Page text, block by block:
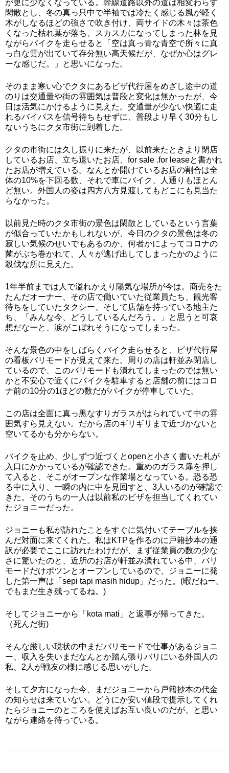
が更に少なくなっている。幹線道路以外の道は相変わらず
閑散とし、冬の真っ只中で半袖では冷たく感じる風が軽く
木がしなるほどの強さで吹き付け、両サイドの木々は茶色
くなった枯れ葉が落ち、スカスカになってしまった林を見
ながらバイクを走らせると「空は真っ青な青空で所々に真
っ白な雲が出ていて存分無い高天候だが、なぜか心はグレ
ーな感じだ。」と思いになった。
そのまま寒い心でクタにあるビザ代行屋をめざし途中の道
のりは交通量や街の雰囲気は普段と変化は無かったが、今
日は活気にかけるように見えた。交通量が少ない快適に走
れるバイパスを信号待ちもせずに、普段より早く30分もし
ないうちにクタ市街に到着した。
クタの市街には久し振りに来たが、以前来たときより閉店
しているお店、立ち退いたお店、for sale .for leaseと書かれ
たお店が増えている。なんとか開けているお店の割合は全
体の10%を下回る数、それで車にバイク、人通りもほとん
ど無い。外国人の姿は四方八方見渡してもどこにも見当た
らなかった。
以前見た時のクタ市街の景色は閑散としているという言葉
が似合っていたかもしれないが、今日のクタの景色は冬の
寂しい気候のせいでもあるのか、何者かによってコロナの
菌がぶち巻かれて、人々が逃げ出してしまったかのように
殺伐な所に見えた。
1年半前までは人で溢れかえり陽気な場所が今は。商売をた
たんだオーナー、その店で働いていた従業員たち、観光客
待ちをしていたタクシー、そして店舗を持っている地主た
ち、「みんな今、どうしているんだろう。」と思うと可哀
想だなーと、涙がこぼれそうになってしまった。
そんな景色の中をしばらくバイク走らせると、ビザ代行屋
の看板バリモードが見えて来た。周りの店は軒並み閉店し
ているので、このバリモードも潰れてしまったのでは無い
かと不安心で近くにバイクを駐車すると店舗の前にはコロ
ナ前の10分の1ほどの数だがバイクが停車していた。
この店は全面に真っ黒なすりガラスがはられていて中の雰
囲気すら見えない。だから店のギリギリまで近づかないと
空いてるかも分からない。
バイクを止め、少しずつ近づくとopenと小さく書いた札が
入口にかかっているが確認できた。重めのガラス扉を押し
て入ると、そこがオープンな作業場となっている。恐る恐
る中に入り、一瞬の内に中を見回すと、3人いるのが確認で
きた。そのうちの一人は以前私のビザを担当してくれてい
たジョニーだった。
ジョニーも私が訪れたことをすぐに気付いてテーブルを挟
んだ対面に来てくれた。私はKTPを作るのに戸籍抄本の通
訳が必要でここに訪れたわけだが、まず従業員の数の少な
さに驚いたのと、近所のお店が軒並み潰れている中、バリ
モードだけポツンとオープンしているので、ジョニーに発
した第一声は「sepi tapi masih hidup」だった。(暇だねー。
でもまだ生き残ってるね。)
そしてジョニーから「kota mati」と返事が帰ってきた。
（死んだ街)
そんな厳しい現状の中まだバリモードで仕事があるジョニ
ー、収入を失いまだなんとか踏ん張りバリにいる外国人の
私、2人が戦友の様に感じる思いがした。
そして夕方になった今、まだジョニーから戸籍抄本の代金
の知らせは来ていない。どうにか安い値段で提示してくれ
たらジョニーのところを使えばお互い良いのだが、と思い
ながら連絡を待っている。